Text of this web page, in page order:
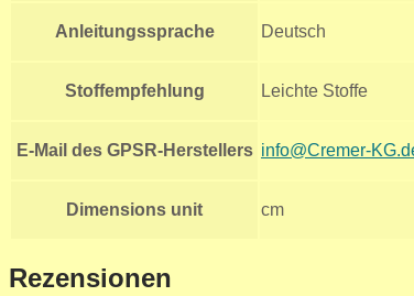
Anleitungssprache Deutsch
Stoffempfehlung Leichte Stoffe
E-Mail des GPSR-Herstellers info@Cremer-
Dimensions unit cm
Rezensionen